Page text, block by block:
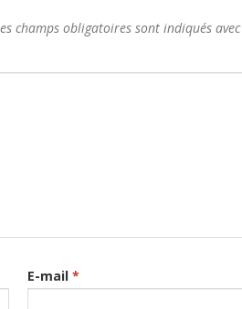
champs obligatoires sont indiqués avec
E-mail *